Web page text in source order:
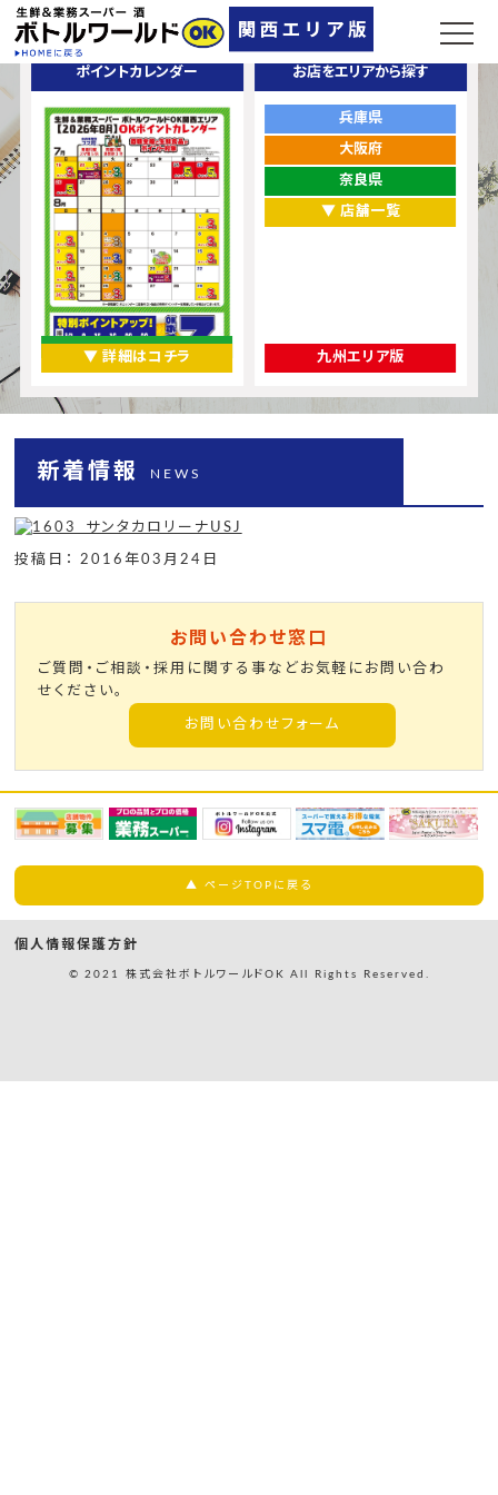
ポイントカレンダー
▼ 詳細はコチラ
お店をエリアから探す
兵庫県
大阪府
奈良県
▼ 店舗一覧
九州エリア版
新着情報 NEWS
投稿日： 2016年03月24日
お問い合わせ窓口
ご質問・ご相談・採用に関する事などお気軽にお問い合わ
せください。
お問い合わせフォーム
▲ ページTOPに戻る
個人情報保護方針
© 2021 株式会社ボトルワールドOK All Rights Reserved.